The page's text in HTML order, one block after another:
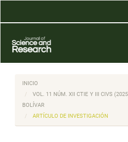
Contenido
Barra
lateral
INICIO
VOL. 11 NÚM. XII CTIE Y III CIVS
BOLÍVAR
ARTÍCULO DE INVESTIGACIÓN